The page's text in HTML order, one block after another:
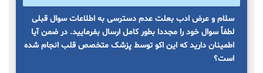
سلام و عرض ادب بعلت عدم دسترسی به اطلاعات سوال قبلی
لطفاً سوال خود را مجددا بطور کامل ارسال بفرمایید. در ضمن آیا
اطمینان دارید که این اکو توسط پزشک متخصص قلب انجام شده
است؟